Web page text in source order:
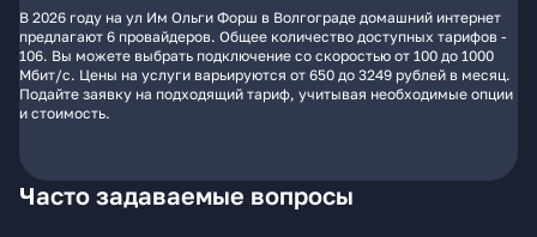
В 2026 году на ул Им Ольги Форш в Волгограде домашний интернет
предлагают 6 провайдеров. Общее количество доступных тарифов -
106. Вы можете выбрать подключение со скоростью от 100 до 1000
Мбит/с. Цены на услуги варьируются от 650 до 3249 рублей в месяц.
Подайте заявку на подходящий тариф, учитывая необходимые опции
и стоимость.
Часто задаваемые вопросы